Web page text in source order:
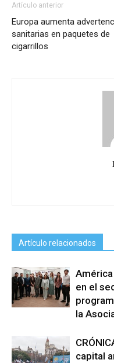
Artículo anterior
Europa aumenta
sanitarias en paquetes de
cigarrillos
Artículo relacionados
en el
la
capital